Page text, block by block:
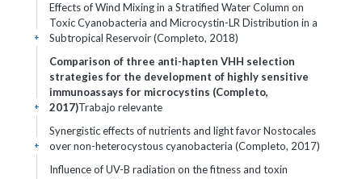
Effects of Wind Mixing in a Stratified Water Column on
Toxic Cyanobacteria and Microcystin-LR Distribution in a
Subtropical Reservoir (Completo, 2018)
+
Comparison of three anti-hapten VHH selection
strategies for the development of highly sensitive
immunoassays for microcystins (Completo,
2017)Trabajo relevante
+
Synergistic effects of nutrients and light favor Nostocales
over non-heterocystous cyanobacteria (Completo, 2017)
+
Influence of UV-B radiation on the fitness and toxin